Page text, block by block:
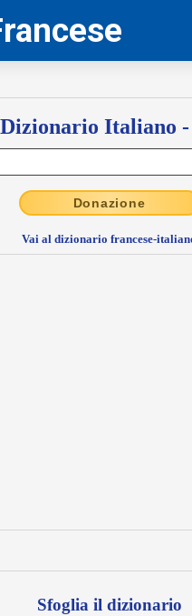
Dizionario Italiano -
Donazione
Vai al dizionario francese-
Sfoglia il dizionario